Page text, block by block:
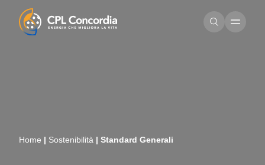
Home | Sostenibilità | Standard Generali